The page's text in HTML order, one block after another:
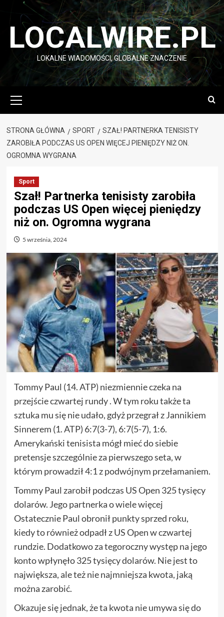
Przejdź
LOCALWIRE.PL
LOKALNE WIADOMOŚCI, GLOBALNE ZNACZENIE
główne
STRONA GŁÓWNA SPORT
SZAŁ! PARTNERKA TENISISTY
ZAROBIŁA PODCZAS US OPEN WIĘCEJ PIENIĘDZY NIŻ ON.
OGROMNA WYGRANA
Sport
Szał! Partnerka tenisisty zarobiła
podczas US Open więcej pieniędzy
niż on. Ogromna wygrana
5 września, 2024
Tommy Paul (14. ATP) niezmiennie czeka na
przejście czwartej rundy . W tym roku także ta
sztuka mu się nie udało, gdyż przegrał z Jannikiem
Sinnerem (1. ATP) 6:7(3-7), 6:7(5-7), 1:6.
Amerykański tenisista mógł mieć do siebie
pretensje szczególnie za pierwszego seta, w
którym prowadził 4:1 z podwójnym przełamaniem.
Tommy Paul zarobił podczas US Open 325 tysięcy
dolarów. Jego partnerka o wiele więcej
Ostatecznie Paul obronił punkty sprzed roku,
kiedy to również odpadł z US Open w czwartej
rundzie. Dodatkowo za tegoroczny występ na jego
konto wpłynęło 325 tysięcy dolarów. Nie jest to
największa, ale też nie najmniejsza kwota, jaką
można zarobić.
Okazuje się jednak, że ta kwota nie umywa się do